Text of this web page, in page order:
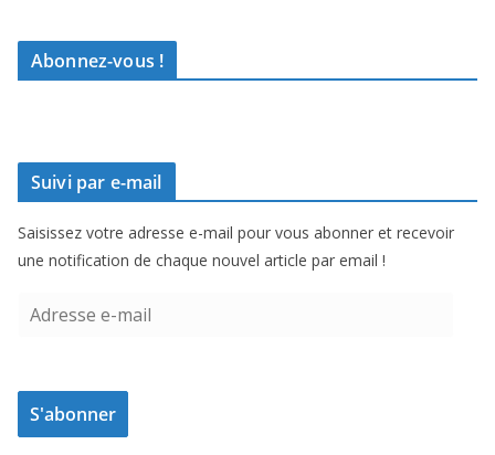
Abonnez-vous !
Suivi par e-mail
Saisissez votre adresse e-mail pour vous abonner et recevoir
une notification de chaque nouvel article par email !
e
s
S'abonner